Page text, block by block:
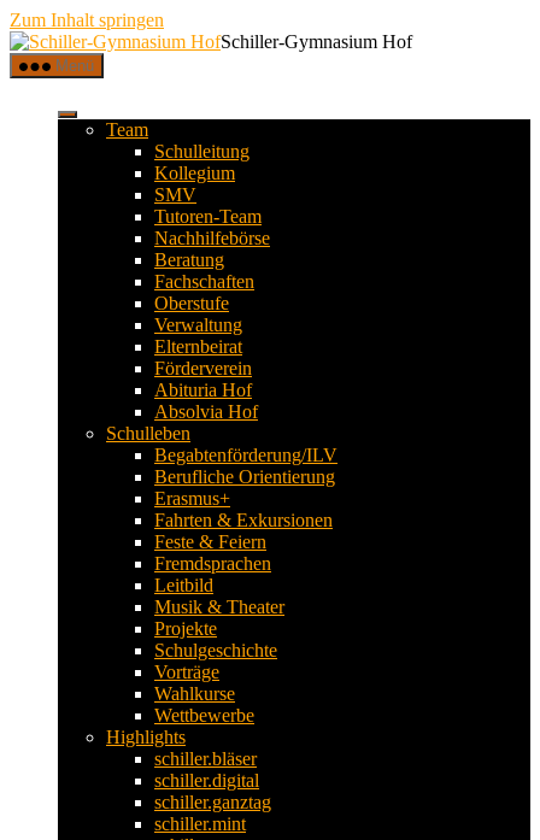
Zum Inhalt springen
Schiller-Gymnasium Hof
Menü
Team
Schulleitung
Kollegium
SMV
Tutoren-Team
Nachhilfebörse
Beratung
Fachschaften
Oberstufe
Verwaltung
Elternbeirat
Förderverein
Abituria Hof
Absolvia Hof
Schulleben
Begabtenförderung/ILV
Berufliche Orientierung
Erasmus+
Fahrten & Exkursionen
Feste & Feiern
Fremdsprachen
Leitbild
Musik & Theater
Projekte
Schulgeschichte
Vorträge
Wahlkurse
Wettbewerbe
Highlights
schiller.bläser
schiller.digital
schiller.ganztag
schiller.mint